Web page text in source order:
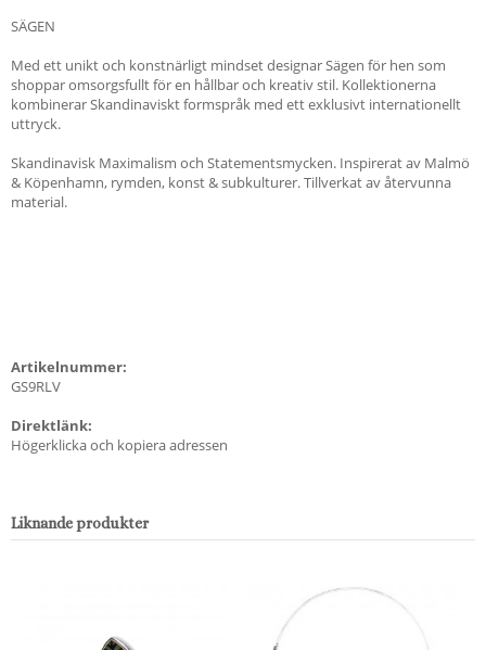
SÄGEN
Med ett unikt och konstnärligt mindset designar Sägen för hen som
shoppar omsorgsfullt för en hållbar och kreativ stil. Kollektionerna
kombinerar Skandinaviskt formspråk med ett exklusivt internationellt
uttryck.
Skandinavisk Maximalism och Statementsmycken. Inspirerat av Malmö
& Köpenhamn, rymden, konst & subkulturer. Tillverkat av återvunna
material.
Artikelnummer:
GS9RLV
Direktlänk:
Högerklicka och kopiera adressen
Liknande produkter